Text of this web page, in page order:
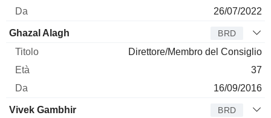
26/07/2022
Ghazal Alagh BRD
Direttore/Membro del Consiglio
37
16/09/2016
Vivek Gambhir BRD